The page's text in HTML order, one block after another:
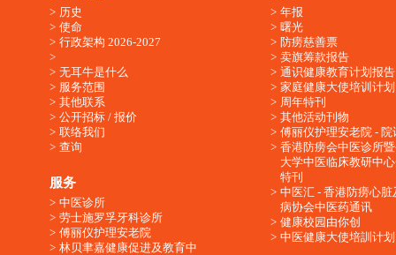
历史
使命
行政架构 2026-2027
无耳牛是什么
服务范围
其他联系
公开招标 / 报价
联络我们
查询
服务
中医诊所
劳士施罗孚牙科诊所
傅丽仪护理安老院
林贝聿嘉健康促进及教育中
年报
曙光
防痨慈善票
卖旗筹款报告
通识健康教育计划报告
家庭健康大使培训计划
周年特刊
其他活动刊物
傅丽仪护理安老院 - 院
香港防痨会中医诊所
大学中医临床教研中
特刊
中医汇 - 香港防痨心脏
病协会中医药通讯
健康校园由你创
中医健康大使培訓计划